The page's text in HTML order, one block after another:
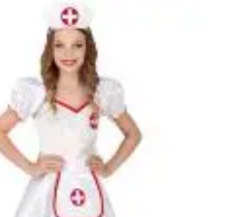
Egyéb
kedves
vásárlóinkat,